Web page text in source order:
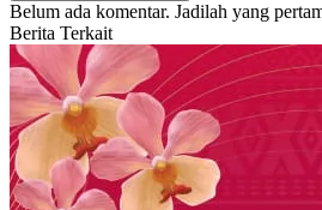
Belum ada komentar. Jadilah yang
Berita Terkait